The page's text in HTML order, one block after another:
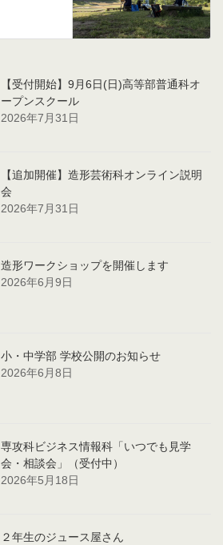
【受付開始】9月6日(日)高等部普通科オ
ープンスクール
2026年7月31日
【追加開催】造形芸術科オンライン説明
会
2026年7月31日
造形ワークショップを開催します
2026年6月9日
小・中学部 学校公開のお知らせ
2026年6月8日
専攻科ビジネス情報科「いつでも見学
会・相談会」（受付中）
2026年5月18日
２年生のジュース屋さん